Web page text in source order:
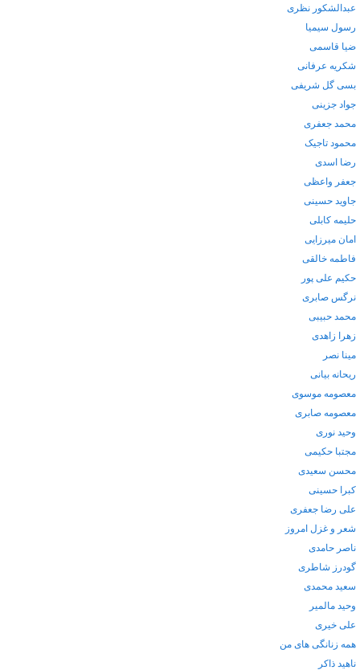
عبدالشکور نظری
رسول سیمیا
ضیا قاسمی
شکریه عرفانی
بسی گل شریفی
جواد جزینی
محمد جعفری
محمود تاجیک
رضا اسدی
جعفر واعظی
جاوید حسینی
حلیمه کابلی
امان میرزایی
فاطمه خالقی
حکیم علی پور
نرگس صابری
محمد حبیبی
زهرا زاهدی
مینا نصر
ریحانه بیانی
معصومه موسوی
معصومه صابری
وحید نوری
مجتبا حکیمی
محسن سعیدی
کبرا حسینی
علی رضا جعفری
شعر و غزل امروز
ناصر حامدی
گودرز شاطری
سعید محمدی
وحید مالمیر
علی خیری
همه زنانگی های من
ناهید ذاکر